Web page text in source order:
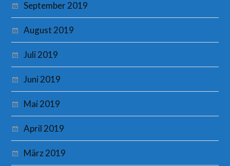
September 2019
August 2019
Juli 2019
Juni 2019
Mai 2019
April 2019
März 2019